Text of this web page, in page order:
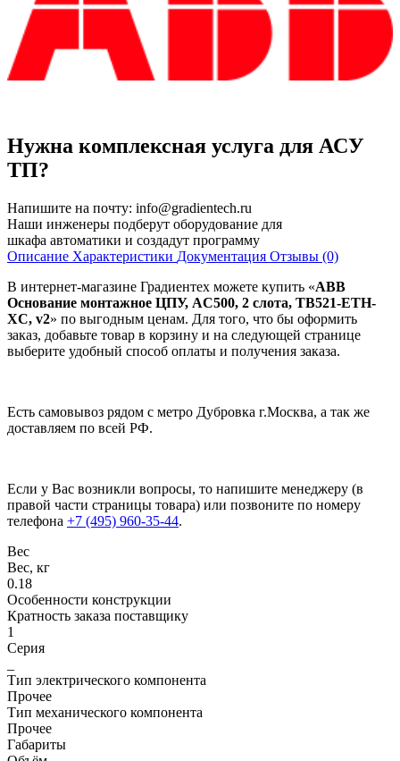
Нужна комплексная услуга для АСУ
ТП?
Напишите на почту: info@gradientech.ru
Наши инженеры подберут оборудование для
шкафа автоматики и создадут программу
Описание Характеристики Документация Отзывы (0)
В интернет-магазине Градиентех можете купить «ABB
Основание монтажное ЦПУ, AC500, 2 слота, TB521-ETH-
XC, v2» по выгодным ценам. Для того, что бы оформить
заказ, добавьте товар в корзину и на следующей странице
выберите удобный способ оплаты и получения заказа.
Есть самовывоз рядом с метро Дубровка г.Москва, а так же
доставляем по всей РФ.
Если у Вас возникли вопросы, то напишите менеджеру (в
правой части страницы товара) или позвоните по номеру
телефона +7 (495) 960-35-44.
Вес
Вес, кг
0.18
Особенности конструкции
Кратность заказа поставщику
1
Серия
Тип электрического компонента
Прочее
Тип механического компонента
Прочее
Габариты